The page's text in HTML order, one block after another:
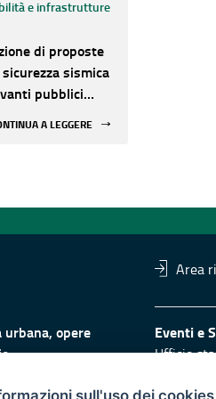
e infrastrutture
di proposte
sismica
pubblici
A LEGGERE
Area
opere
Eventi e
Ufficio
Logo e
sull'uso dei cookies